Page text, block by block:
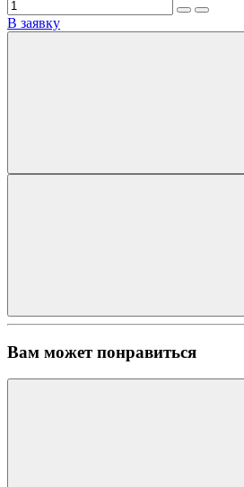
В заявку
Вам может понравиться